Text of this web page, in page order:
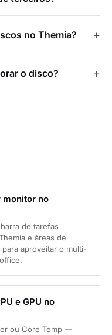
no Themia?
o disco?
monitor no
de tarefas
e áreas de
aproveitar o multi-
e GPU no
ou Core Temp —